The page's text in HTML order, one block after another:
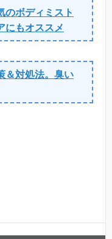
のボディミスト
にもオススメ
＆対処法。臭い